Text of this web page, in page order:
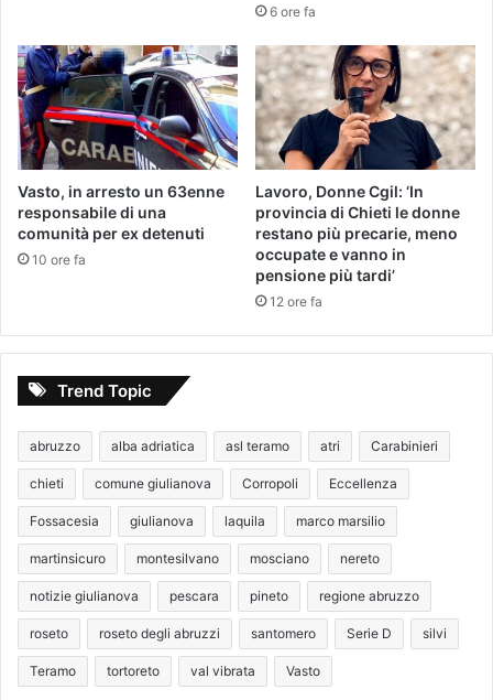
6 ore fa
Vasto, in arresto un 63enne
responsabile di una
comunità per ex detenuti
10 ore fa
Lavoro, Donne Cgil: ‘In
provincia di Chieti le donne
restano più precarie, meno
occupate e vanno in
pensione più tardi’
12 ore fa
Trend Topic
abruzzo alba adriatica asl teramo atri Carabinieri
chieti comune giulianova Corropoli Eccellenza
Fossacesia giulianova laquila marco marsilio
martinsicuro montesilvano mosciano nereto
notizie giulianova pescara pineto regione abruzzo
roseto roseto degli abruzzi santomero Serie D silvi
Teramo tortoreto val vibrata Vasto